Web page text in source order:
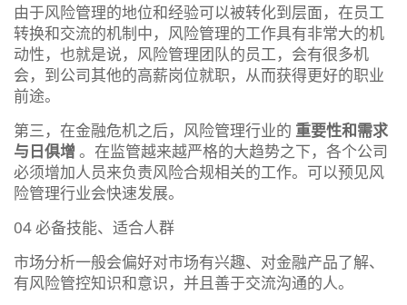
由于风险管理的地位和经验可以被转化到层面，在员工
转换和交流的机制中，风险管理的工作具有非常大的机
动性，也就是说，风险管理团队的员工，会有很多机
会，到公司其他的高薪岗位就职，从而获得更好的职业
前途。
第三，在金融危机之后，风险管理行业的 重要性和需求
与日俱增 。在监管越来越严格的大趋势之下，各个公司
必须增加人员来负责风险合规相关的工作。可以预见风
险管理行业会快速发展。
04 必备技能、适合人群
市场分析一般会偏好对市场有兴趣、对金融产品了解、
有风险管控知识和意识，并且善于交流沟通的人。